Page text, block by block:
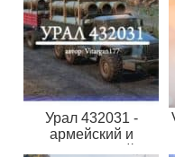
Урал 432031 -
армейский и